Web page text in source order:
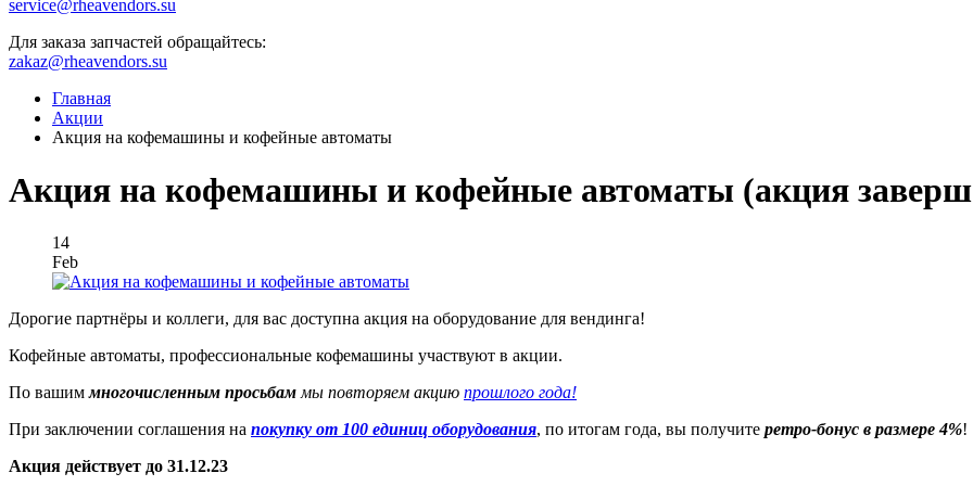
service@rheavendors.su
Для заказа запчастей обращайтесь:
zakaz@rheavendors.su
Главная
Акции
Акция на кофемашины и кофейные автоматы
Акция на кофемашины и кофейные автоматы (акция
14
Feb
Дорогие партнёры и коллеги, для вас доступна акция на оборудование для вендинга!
Кофейные автоматы, профессиональные кофемашины участвуют в акции.
По вашиммногочисленным просьбаммы повторяем акцию прошлого года!
При заключении соглашения на покупку от 100 единиц оборудования, по итогам года, вы получите ретро-бонус в размере 4%!
Акция действует до 31.12.23